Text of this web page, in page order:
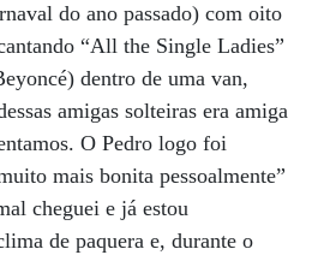
do ano passado) com oito
“All the Single Ladies”
dentro de uma van,
amigas solteiras era amiga
O Pedro logo foi
mais bonita pessoalmente”
cheguei e já estou
de paquera e, durante o